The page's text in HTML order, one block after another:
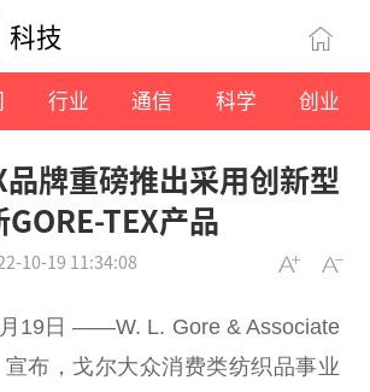
科技
行业 通信 科学 创业
品牌重磅推出采用创新型
TEX产品
10-19 11:34:08
19日 ——W. L. Gore & Associate
布，戈尔大众消费类纺织品事业